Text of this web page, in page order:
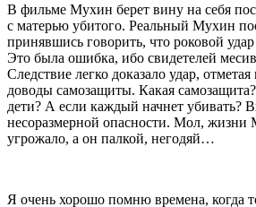
В фильме Мухин берет вину на себя
с матерью убитого. Реальный Мухин
принявшись говорить, что роковой
Это была ошибка, ибо свидетелей
Следствие легко доказало удар,
доводы самозащиты. Какая
дети? А если каждый начнет убивать?
несоразмерной опасности. Мол, жизни
угрожало, а он палкой, негодяй…
Я очень хорошо помню времена, когда